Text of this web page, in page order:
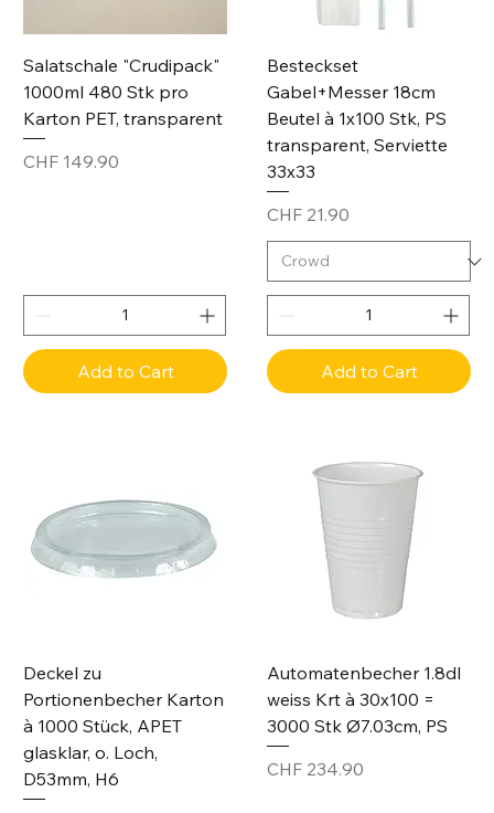
Salatschale "Crudipack"
1000ml 480 Stk pro
Karton PET, transparent
Price
CHF 149.90
Add to Cart
Besteckset
Gabel+Messer 18cm
Beutel à 1x100 Stk, PS
transparent, Serviette
33x33
Price
CHF 21.90
Add to Cart
Deckel zu
Portionenbecher Karton
à 1000 Stück, APET
glasklar, o. Loch,
D53mm, H6
Automatenbecher 1.8dl
weiss Krt à 30x100 =
3000 Stk Ø7.03cm, PS
Price
CHF 234.90